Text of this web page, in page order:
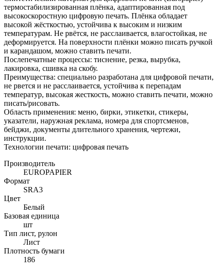
термостабилизированная плёнка, адаптированная под
высокоскоростную цифровую печать. Плёнка обладает
высокой жёсткостью, устойчива к высоким и низким
температурам. Не рвётся, не расслаивается, влагостойкая, не
деформируется. На поверхности плёнки можно писать ручкой
и карандашом, можно ставить печати.
Послепечатные процессы: тиснение, резка, вырубка,
лакировка, сшивка на скобу.
Преимущества: специально разработана для цифровой печати,
не рвется и не расслаивается, устойчива к перепадам
температур, высокая жесткость, можно ставить печати, можно
писать/рисовать.
Область применения: меню, бирки, этикетки, стикеры,
указатели, наружная реклама, номера для спортсменов,
бейджи, документы длительного хранения, чертежи,
инструкции.
Технологии печати: цифровая печать
Производитель
EUROPAPIER
Формат
SRA3
Цвет
Белый
Базовая единица
шт
Тип лист, рулон
Лист
Плотность бумаги
186